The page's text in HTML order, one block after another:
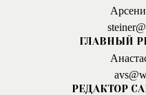
ГЛАВНЫЙ
РЕДАКТОР